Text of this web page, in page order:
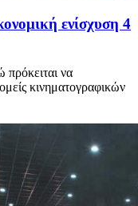
ενίσχυση 4
να
κινηματογραφικών